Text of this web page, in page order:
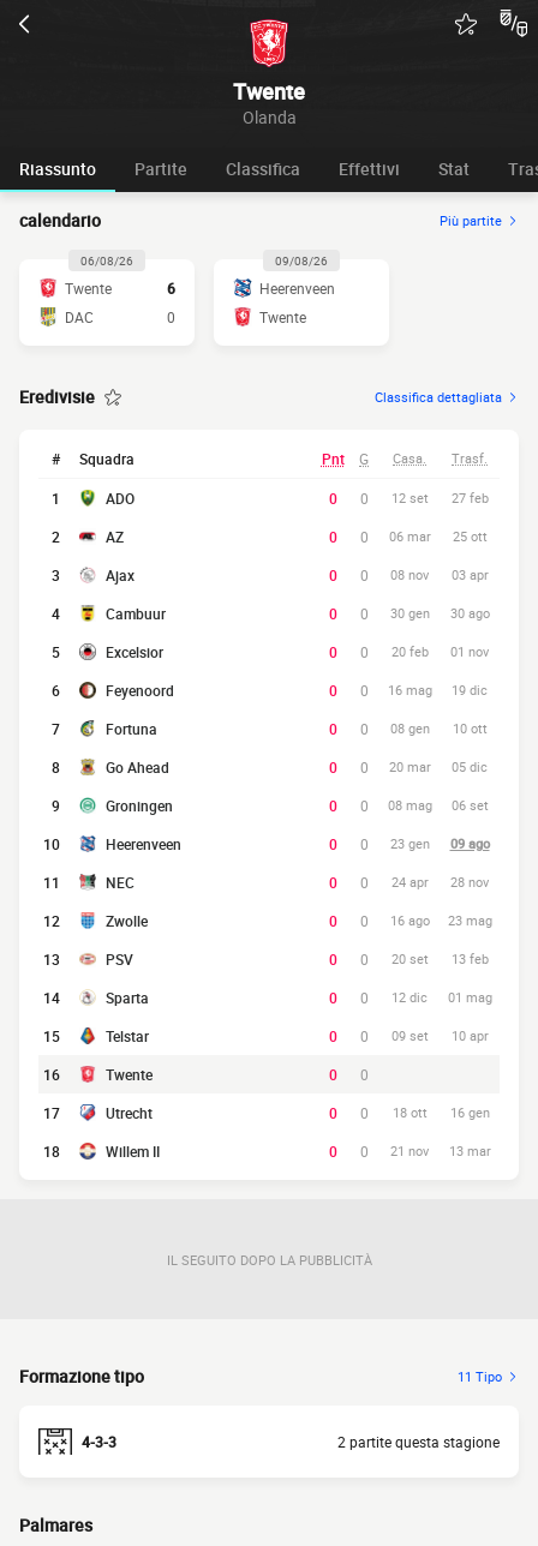
Twente
Olanda
Riassunto Partite Classifica Effettivi Stat
calendario Più partite
06/08/26
Twente
6
DAC
0
09/08/26
Heerenveen
Twente
Eredivisie Classifica dettagliata
# Squadra Pnt G Casa. Trasf.
1 ADO 0 0 12 set 27 feb
2 AZ 0 0 06 mar 25 ott
3 Ajax 0 0 08 nov 03 apr
4 Cambuur 0 0 30 gen 30 ago
5 Excelsior 0 0 20 feb 01 nov
6 Feyenoord 0 0 16 mag 19 dic
7 Fortuna 0 0 08 gen 10 ott
8 Go Ahead 0 0 20 mar 05 dic
9 Groningen 0 0 08 mag 06 set
10 Heerenveen 0 0 23 gen 09 ago
11 NEC 0 0 24 apr 28 nov
12 Zwolle 0 0 16 ago 23 mag
13 PSV 0 0 20 set 13 feb
14 Sparta 0 0 12 dic 01 mag
15 Telstar 0 0 09 set 10 apr
16 Twente 0
0
17
Utrecht 0 0 18 ott 16 gen
18 Willem II 0 0 21 nov 13 mar
IL SEGUITO DOPO LA PUBBLICITÀ
Formazione tipo 11 Tipo
4-3-3 2 partite questa stagione
Palmares